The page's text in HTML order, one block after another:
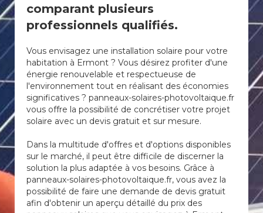
comparant plusieurs
professionnels qualifiés.
Vous envisagez une installation solaire pour votre
habitation à Ermont ? Vous désirez profiter d'une
énergie renouvelable et respectueuse de
l'environnement tout en réalisant des économies
significatives ? panneaux-solaires-photovoltaique.fr
vous offre la possibilité de concrétiser votre projet
solaire avec un devis gratuit et sur mesure.
Dans la multitude d'offres et d'options disponibles
sur le marché, il peut être difficile de discerner la
solution la plus adaptée à vos besoins. Grâce à
panneaux-solaires-photovoltaique.fr, vous avez la
possibilité de faire une demande de devis gratuit
afin d'obtenir un aperçu détaillé du prix des